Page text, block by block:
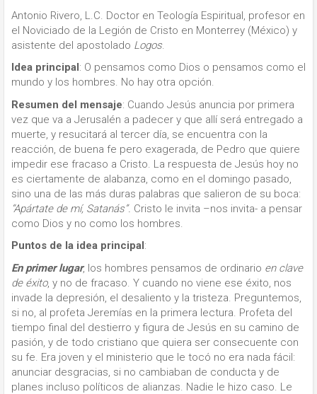
Antonio Rivero, L.C. Doctor en Teología Espiritual, profesor en
el Noviciado de la Legión de Cristo en Monterrey (México) y
asistente del apostolado Logos.
Idea principal: O pensamos como Dios o pensamos como el
mundo y los hombres. No hay otra opción.
Resumen del mensaje: Cuando Jesús anuncia por primera
vez que va a Jerusalén a padecer y que allí será entregado a
muerte, y resucitará al tercer día, se encuentra con la
reacción, de buena fe pero exagerada, de Pedro que quiere
impedir ese fracaso a Cristo. La respuesta de Jesús hoy no
es ciertamente de alabanza, como en el domingo pasado,
sino una de las más duras palabras que salieron de su boca:
“Apártate de mí, Satanás”. Cristo le invita –nos invita- a pensar
como Dios y no como los hombres.
Puntos de la idea principal:
En primer lugar, los hombres pensamos de ordinario en clave
de éxito, y no de fracaso. Y cuando no viene ese éxito, nos
invade la depresión, el desaliento y la tristeza. Preguntemos,
si no, al profeta Jeremías en la primera lectura. Profeta del
tiempo final del destierro y figura de Jesús en su camino de
pasión, y de todo cristiano que quiera ser consecuente con
su fe. Era joven y el ministerio que le tocó no era nada fácil:
anunciar desgracias, si no cambiaban de conducta y de
planes incluso políticos de alianzas. Nadie le hizo caso. Le